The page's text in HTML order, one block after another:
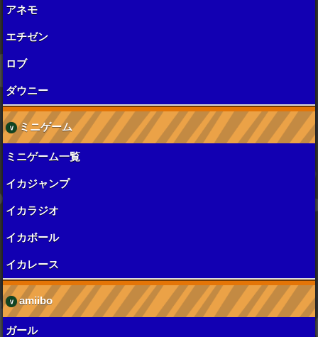
アネモ
エチゼン
ロブ
ダウニー
ミニゲーム
ミニゲーム一覧
イカジャンプ
イカラジオ
イカボール
イカレース
amiibo
ガール